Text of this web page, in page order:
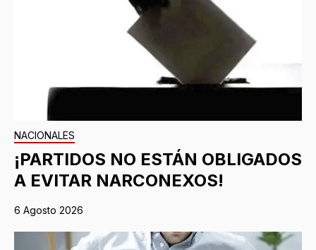
NACIONALES
¡PARTIDOS NO ESTÁN OBLIGADOS
A EVITAR NARCONEXOS!
6 Agosto 2026